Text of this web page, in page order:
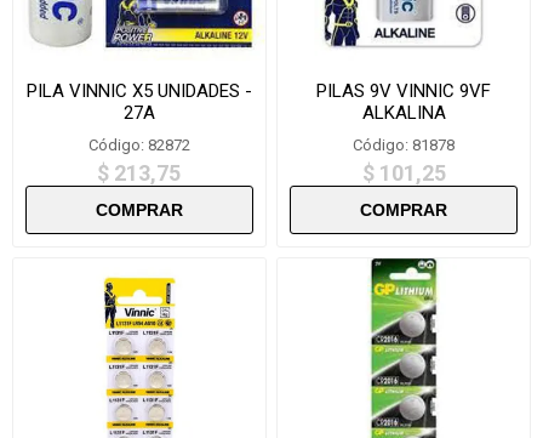
PILA VINNIC X5 UNIDADES -
27A
Código: 82872
$ 213,75
PILAS 9V VINNIC 9VF
ALKALINA
Código: 81878
$ 101,25